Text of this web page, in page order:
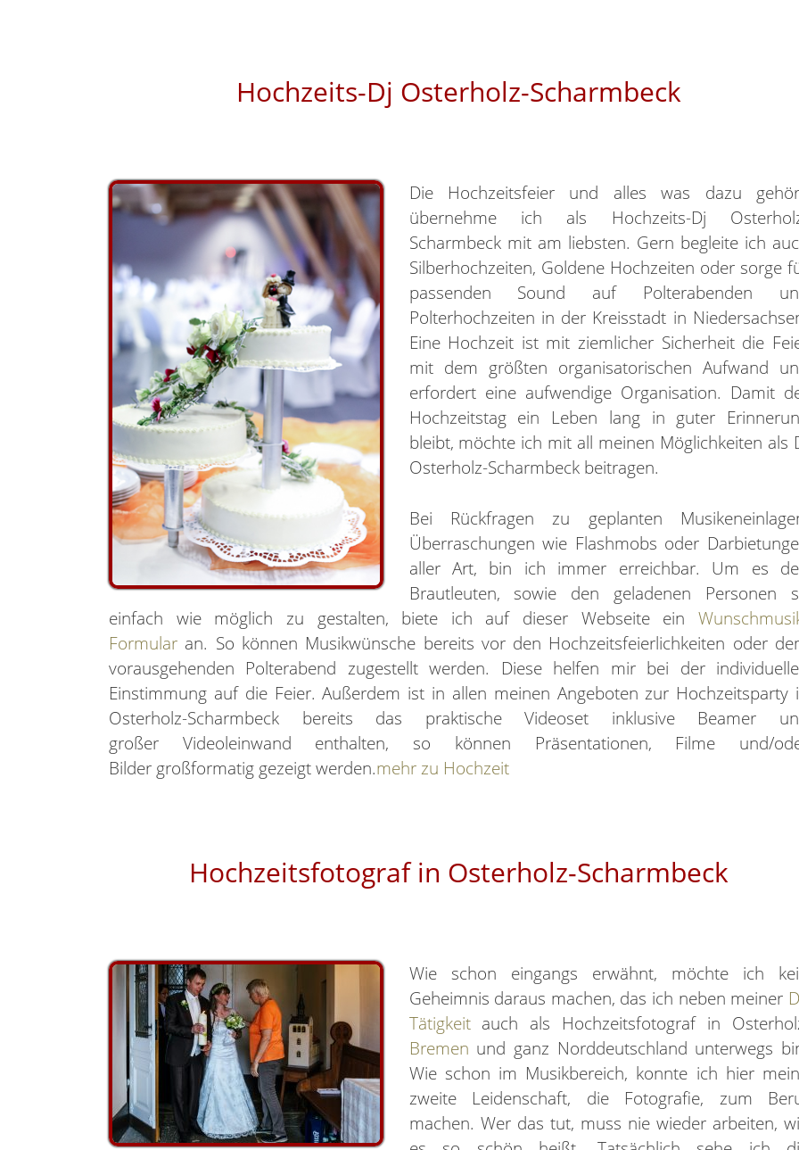
Hochzeits-Dj Osterholz-Scharmbeck
Die Hochzeitsfeier und alles was dazu
übernehme ich als Hochzeits-Dj
Scharmbeck mit am liebsten. Gern begleite ich
Silberhochzeiten, Goldene Hochzeiten oder sorge
passenden Sound auf Polterabenden
Polterhochzeiten in der Kreisstadt in
Eine Hochzeit ist mit ziemlicher Sicherheit die
mit dem größten organisatorischen Aufwand
erfordert eine aufwendige Organisation. Damit
Hochzeitstag ein Leben lang in guter
bleibt, möchte ich mit all meinen Möglichkeiten als
Osterholz-Scharmbeck beitragen.
Bei Rückfragen zu geplanten
Überraschungen wie Flashmobs oder
aller Art, bin ich immer erreichbar. Um es
Brautleuten, sowie den geladenen Personen
einfach wie möglich zu gestalten, biete ich auf dieser Webseite ein
Formular an. So können Musikwünsche bereits vor den Hochzeitsfeierlichkeiten oder
vorausgehenden Polterabend zugestellt werden. Diese helfen mir bei der
Einstimmung auf die Feier. Außerdem ist in allen meinen Angeboten zur Hochzeitsparty
Osterholz-Scharmbeck bereits das praktische Videoset inklusive Beamer
großer Videoleinwand enthalten, so können Präsentationen, Filme und/
Bilder großformatig gezeigt werden.mehr zu Hochzeit
Hochzeitsfotograf in Osterholz-Scharmbeck
Wie schon eingangs erwähnt, möchte ich
Geheimnis daraus machen, das ich neben meiner
Tätigkeitauch als Hochzeitsfotograf in
Bremen und ganz Norddeutschland unterwegs
Wie schon im Musikbereich, konnte ich hier
zweite Leidenschaft, die Fotografie, zum
machen. Wer das tut, muss nie wieder arbeiten,